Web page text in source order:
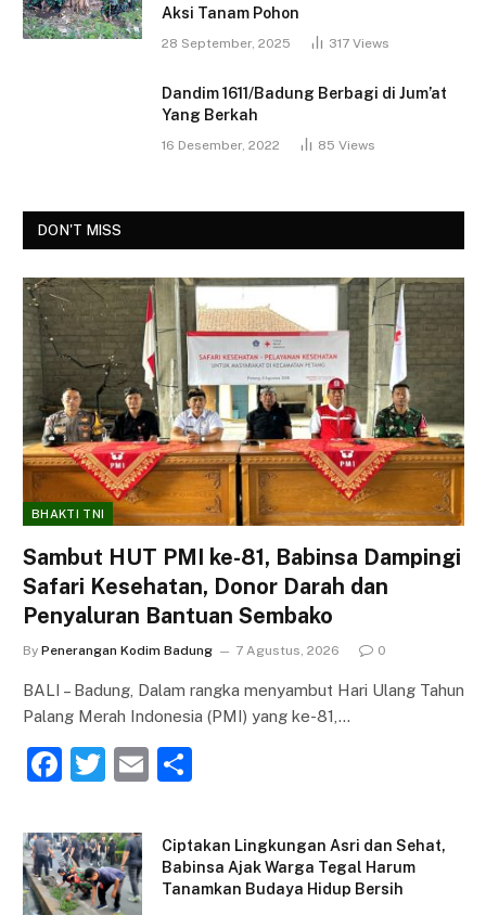
Aksi Tanam Pohon
28 September, 2025 317 Views
Dandim 1611/Badung Berbagi di Jum’at
Yang Berkah
16 Desember, 2022 85 Views
DON'T MISS
BHAKTI TNI
Sambut HUT PMI ke-81, Babinsa Dampingi
Safari Kesehatan, Donor Darah dan
Penyaluran Bantuan Sembako
By Penerangan Kodim Badung 7 Agustus, 2026 0
BALI – Badung, Dalam rangka menyambut Hari Ulang Tahun
Palang Merah Indonesia (PMI) yang ke-81,…
F
c
e
b
T
itt
er
E
ai ar
e
Ciptakan Lingkungan Asri dan Sehat,
Babinsa Ajak Warga Tegal Harum
Tanamkan Budaya Hidup Bersih